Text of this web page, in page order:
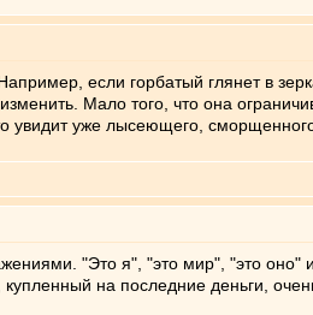
если горбатый глянет в
Мало того, что она
увидит уже лысеющего, сморщенного
"Это я", "это мир", "это оно"
на последние деньги,